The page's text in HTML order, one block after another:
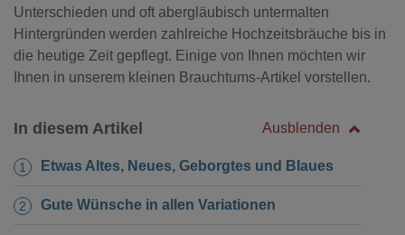
Unterschieden und oft abergläubisch untermalten
Hintergründen werden zahlreiche Hochzeitsbräuche bis in
die heutige Zeit gepflegt. Einige von Ihnen möchten wir
Ihnen in unserem kleinen Brauchtums-Artikel vorstellen.
In diesem Artikel Ausblenden
Etwas Altes, Neues, Geborgtes und Blaues
Gute Wünsche in allen Variationen